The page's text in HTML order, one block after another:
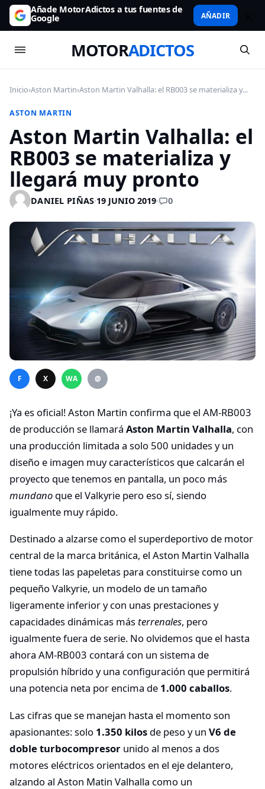
Añade MotorAdictos a tus fuentes de
Google AÑADIR
MOTORADICTOS
Inicio›Aston Martin›Aston Martin Valhalla: el RB003 se materializa y...
ASTON MARTIN
Aston Martin Valhalla: el
RB003 se materializa y
llegará muy pronto
DANIEL PIÑAS·19 JUNIO 2019· 0
F X WA @
¡Ya es oficial! Aston Martin confirma que el AM-RB003
de producción se llamará Aston Martin Valhalla, con
una producción limitada a solo 500 unidades y un
diseño e imagen muy característicos que calcarán el
proyecto que tenemos en pantalla, un poco más
mundano que el Valkyrie pero eso sí, siendo
igualmente muy rápido.
Destinado a alzarse como el superdeportivo de motor
central de la marca británica, el Aston Martin Valhalla
tiene todas las papeletas para constituirse como un
pequeño Valkyrie, un modelo de un tamaño
ligeramente inferior y con unas prestaciones y
capacidades dinámicas más terrenales, pero
igualmente fuera de serie. No olvidemos que el hasta
ahora AM-RB003 contará con un sistema de
propulsión híbrido y una configuración que permitirá
una potencia neta por encima de 1.000 caballos.
Las cifras que se manejan hasta el momento son
apasionantes: solo 1.350 kilos de peso y un V6 de
doble turbocompresor unido al menos a dos
motores eléctricos orientados en el eje delantero,
alzando al Aston Matin Valhalla como un